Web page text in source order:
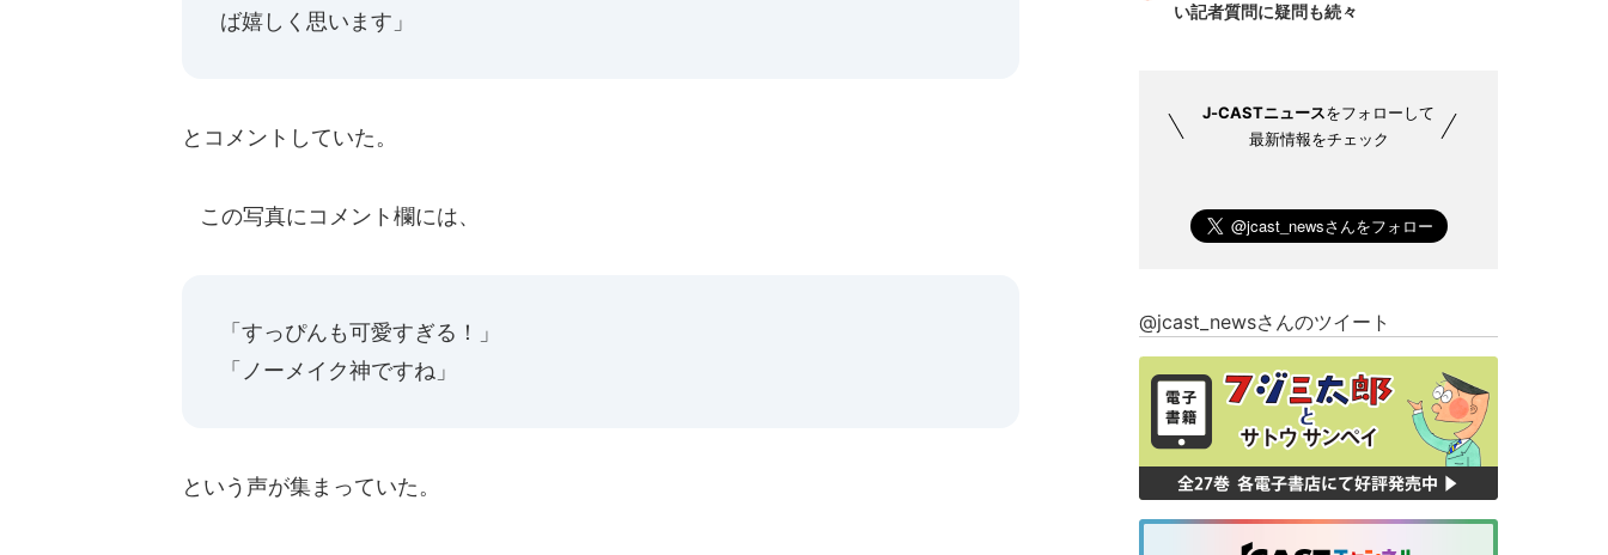
ば嬉しく思います」
とコメントしていた。
この写真にコメント欄には、
「すっぴんも可愛すぎる！」
「ノーメイク神ですね」
という声が集まっていた。
い記者質問に疑問も続々
J-CASTニュースをフォローして
最新情報をチェック
@jcast_newsさんのツイート